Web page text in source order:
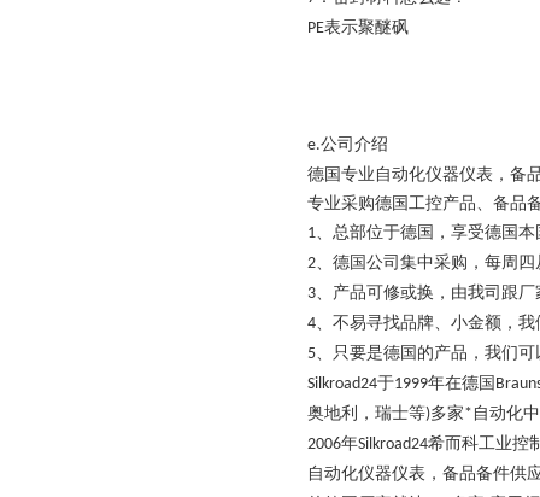
PE表示聚醚砜
e.公司介绍
德国专业自动化仪器仪表，备
专业采购德国工控产品、备品
1、总部位于德国，享受德国
2、德国公司集中采购，每周
3、产品可修或换，由我司跟厂
4、不易寻找品牌、小金额，
5、只要是德国的产品，我们
Silkroad24于1999年在德国
奥地利，瑞士等)多家* 自动化
2006年Silkroad24希而科工业控
自动化仪器仪表，备品备件供